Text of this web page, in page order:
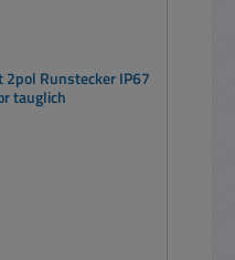
2pol Runstecker IP67
tauglich